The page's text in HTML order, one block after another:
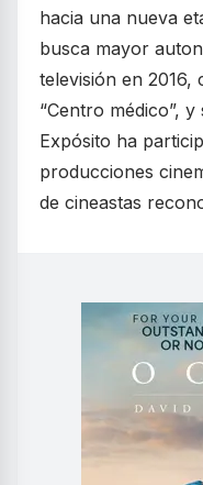
hacia una nueva
busca mayor
televisión en 2016,
“Centro médico”,
Expósito ha
producciones
de cineastas